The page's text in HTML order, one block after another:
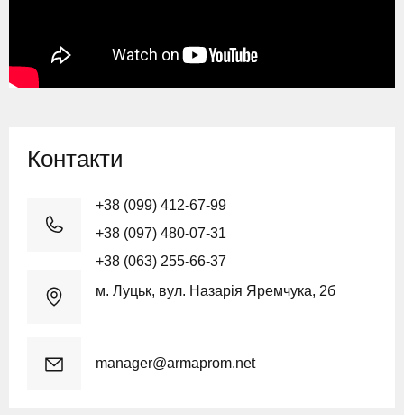
Контакти
+38 (099) 412-67-99
+38 (097) 480-07-31
+38 (063) 255-66-37
м. Луцьк, вул. Назарія Яремчука, 2б
manager@armaprom.net